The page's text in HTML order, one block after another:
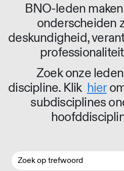
BNO-leden
onderscheiden
deskundigheid,
Zoek onze
discipline. Klik hier
subdisciplines